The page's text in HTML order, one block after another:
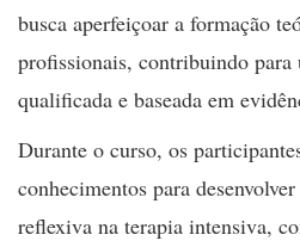
busca aperfeiçoar a formação
profissionais, contribuindo para
qualificada e baseada em
Durante o curso, os
conhecimentos para
reflexiva na terapia intensiva,